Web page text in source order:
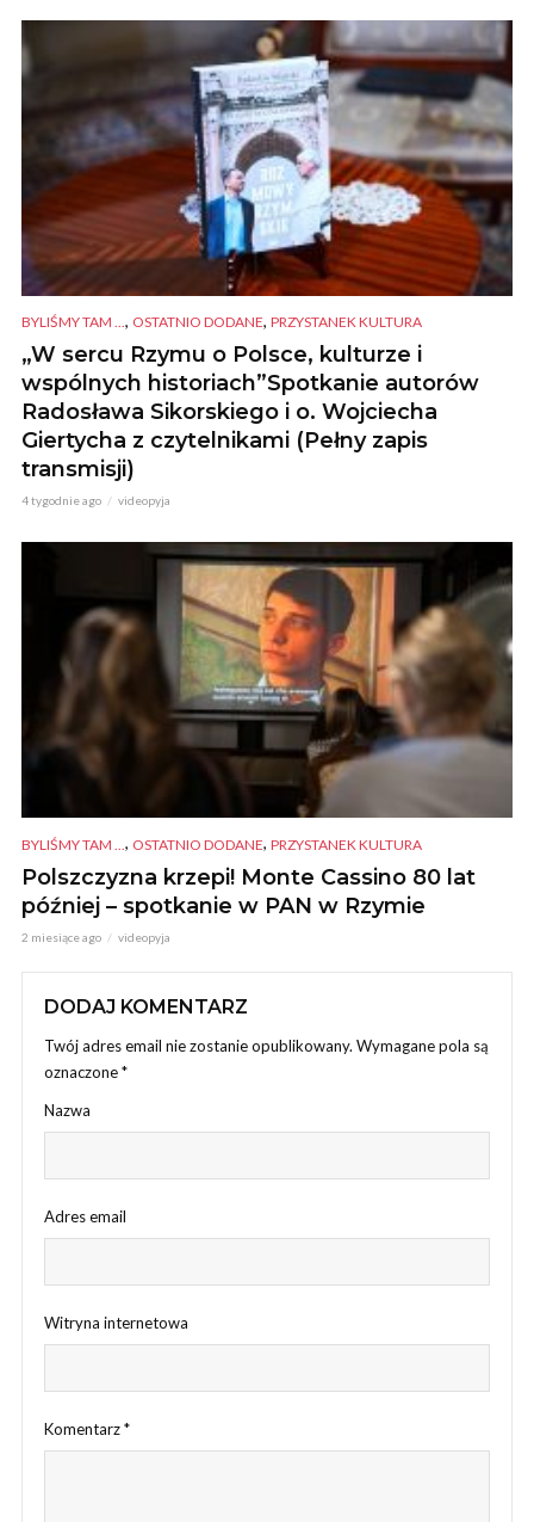
BYLIŚMY TAM ..., OSTATNIO DODANE, PRZYSTANEK KULTURA
„W sercu Rzymu o Polsce, kulturze i
wspólnych historiach”Spotkanie autorów
Radosława Sikorskiego i o. Wojciecha
Giertycha z czytelnikami (Pełny zapis
transmisji)
4 tygodnie ago videopyja
BYLIŚMY TAM ... , OSTATNIO DODANE, PRZYSTANEK KULTURA
Polszczyzna krzepi! Monte Cassino 80 lat
później – spotkanie w PAN w Rzymie
2 miesiące ago videopyja
DODAJ KOMENTARZ
Twój adres email nie zostanie opublikowany. Wymagane pola są
oznaczone*
Nazwa
Adres email
Witryna internetowa
Komentarz*